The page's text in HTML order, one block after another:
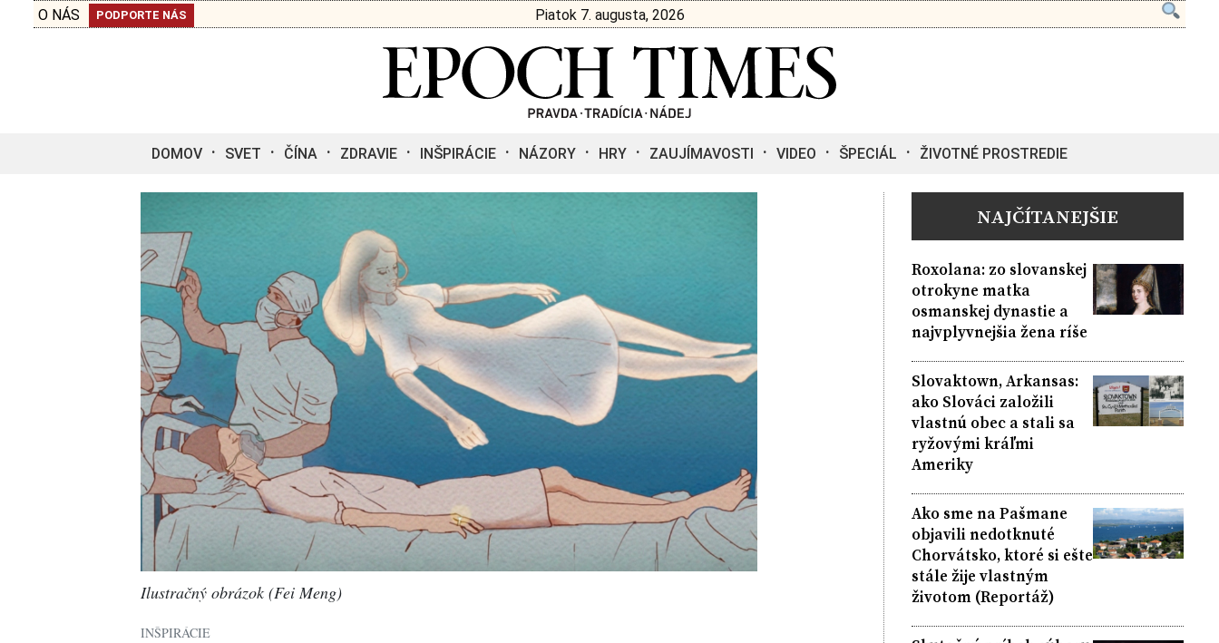
O NÁS PODPORTE NÁS Piatok 7. augusta, 2026
DOMOV SVET ČÍNA ZDRAVIE INŠPIRÁCIE NÁZORY HRY ZAUJÍMAVOSTI VIDEO ŠPECIÁL ŽIVOTNÉ PROSTREDIE
Ilustračný obrázok (Fei Meng)
INŠPIRÁCIE
NAJČÍTANEJŠIE
Roxolana: zo slovanskej
otrokyne matka
osmanskej dynastie a
najvplyvnejšia žena ríše
Slovaktown, Arkansas:
ako Slováci založili
vlastnú obec a stali sa
ryžovými kráľmi
Ameriky
Ako sme na Pašmane
objavili nedotknuté
Chorvátsko, ktoré si ešte
stále žije vlastným
životom (Reportáž)